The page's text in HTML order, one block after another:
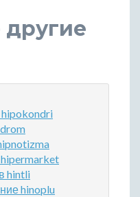
hintli
hinoplu